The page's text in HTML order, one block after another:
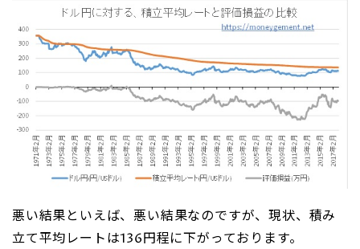
悪い結果といえば、悪い結果なのですが、現状、積み
立て平均レートは136円程に下がっております。